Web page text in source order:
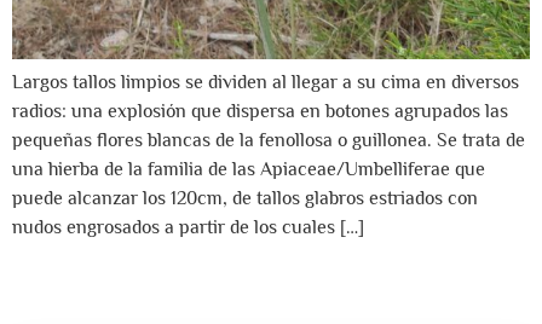
Largos tallos limpios se dividen al llegar a su cima en diversos
radios: una explosión que dispersa en botones agrupados las
pequeñas flores blancas de la fenollosa o guillonea. Se trata de
una hierba de la familia de las Apiaceae/Umbelliferae que
puede alcanzar los 120cm, de tallos glabros estriados con
nudos engrosados a partir de los cuales […]